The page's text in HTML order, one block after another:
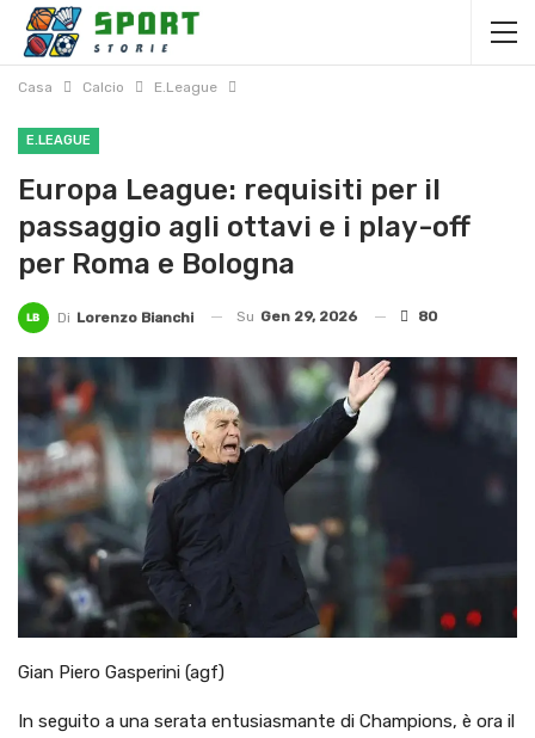
Casa Calcio E.League
E.LEAGUE
Europa League: requisiti per il
passaggio agli ottavi e i play-off
per Roma e Bologna
Di Lorenzo Bianchi Su Gen 29, 2026 80
Gian Piero Gasperini (agf)
In seguito a una serata entusiasmante di Champions, è ora il